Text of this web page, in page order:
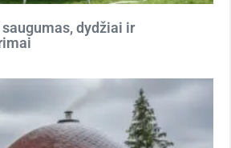
dydžiai ir